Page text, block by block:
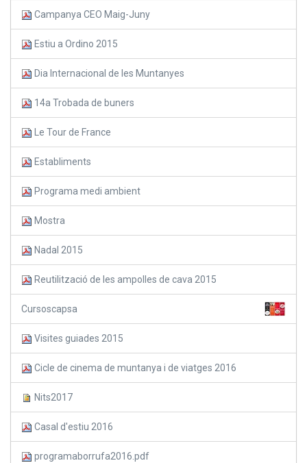
Campanya CEO Maig-Juny
Estiu a Ordino 2015
Dia Internacional de les Muntanyes
14a Trobada de buners
Le Tour de France
Establiments
Programa medi ambient
Mostra
Nadal 2015
Reutilització de les ampolles de cava 2015
Cursoscapsa
Visites guiades 2015
Cicle de cinema de muntanya i de viatges 2016
Nits2017
Casal d'estiu 2016
programaborrufa2016.pdf